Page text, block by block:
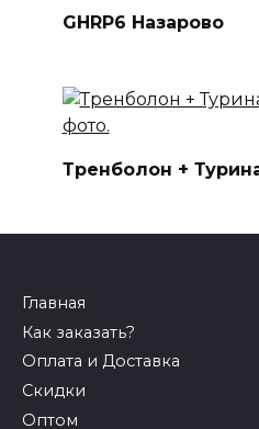
GHRP6 Назарово
Тренболон +
Главная
Как заказать?
Оплата и Доставка
Скидки
Оптом